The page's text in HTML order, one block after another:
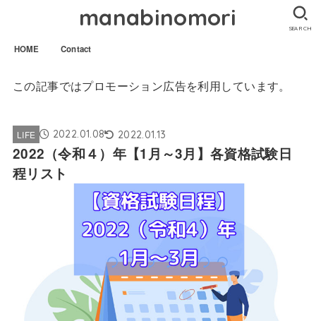
manabinomori
HOME Contact
SEARCH
この記事ではプロモーション広告を利用しています。
LIFE 2022.01.08 2022.01.13
2022（令和４）年【1月～3月】各資格試験日
程リスト